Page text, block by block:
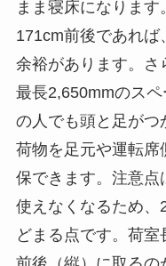
まま寝床になりま
171cm前後であれば
余裕があります。
最長2,650mmのス
の人でも頭と足がつ
荷物を足元や運転席
保できます。注意
使えなくなるため、
どまる点です。荷